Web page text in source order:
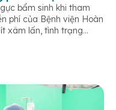
bẩm sinh khi tham
phí của Bệnh viện Hoàn
xâm lấn, tình trạng